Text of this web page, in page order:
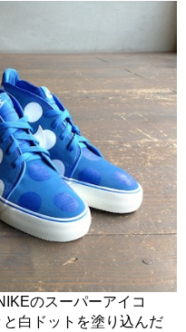
のスーパーアイコ
白ドットを塗り込んだ